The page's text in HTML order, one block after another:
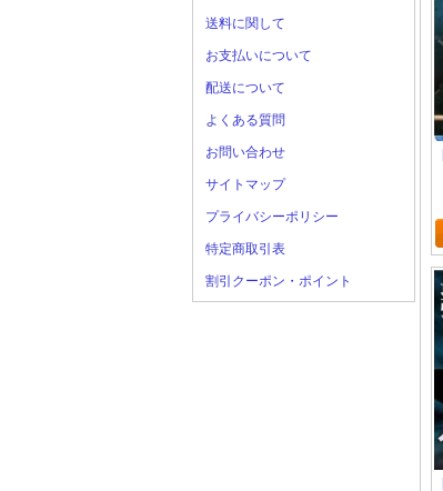
送料に関して
お支払いについて
配送について
よくある質問
お問い合わせ
サイトマップ
プライバシーポリシー
特定商取引表
割引クーポン・ポイント